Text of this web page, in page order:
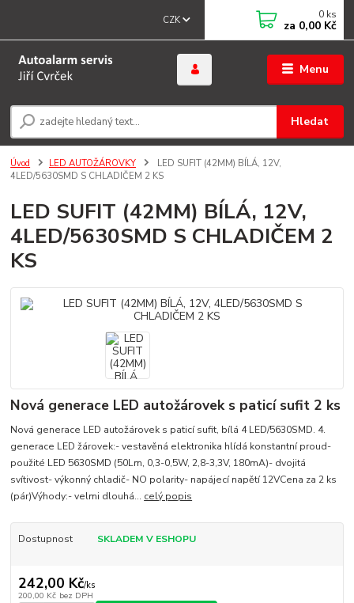
Menu
CZK
Hledat
0 ks
za 0,00 Kč
Úvod LED AUTOŽÁROVKY
LED SUFIT (42MM) BÍLÁ, 12V,
4LED/5630SMD S CHLADIČEM 2 KS
LED SUFIT (42MM) BÍLÁ, 12V,
4LED/5630SMD S CHLADIČEM 2
KS
Nová generace LED autožárovek s paticí sufit 2 ks
Nová generace LED autožárovek s paticí sufit, bílá 4 LED/5630SMD. 4.
generace LED žárovek:- vestavěná elektronika hlídá konstantní proud-
použité LED 5630SMD (50Lm, 0,3-0,5W, 2,8-3,3V, 180mA)- dvojitá
svítivost- výkonný chladič- NO polarity- napájecí napětí 12VCena za 2 ks
(pár)Výhody:- velmi dlouhá... celý popis
Dostupnost SKLADEM V ESHOPU
242,00 Kč/ks
200,00 Kč bez DPH